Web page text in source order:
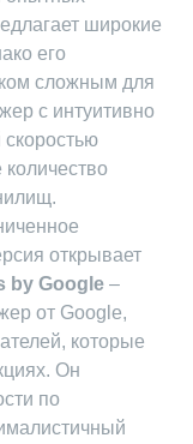
широкие
его
сложным для
с интуитивно
открывает
by Google –
от Google,
которые
Он
по